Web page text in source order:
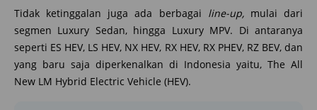
Tidak ketinggalan juga ada berbagai line-up,mulai dari
segmen Luxury Sedan, hingga Luxury MPV. Di antaranya
seperti ES HEV, LS HEV, NX HEV, RX HEV, RX PHEV, RZ BEV, dan
yang baru saja diperkenalkan di Indonesia yaitu, The All
New LM Hybrid Electric Vehicle (HEV).